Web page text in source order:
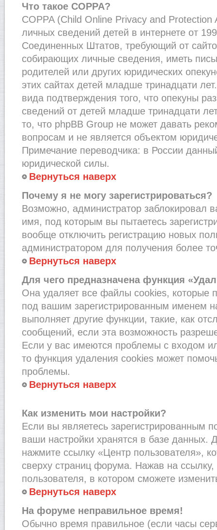
Что такое COPPA?
COPPA (Child Online Privacy and Protection
личных сведений детей в интернете от
Соединенных Штатов, требующий от
собирающих личные сведения, иметь
родителей или других юридических
этих сайтах детей младше тринадцати
вида подтверждения того, что опекуны
сведений от детей младше тринадцати
то, что phpBB Group не может давать
вопросам и не является объектом
Примечание переводчика: в России
юридической силы.
Вернуться наверх
Почему я не могу зарегистрироваться?
Возможно, администратор заблокировал
имя, под которым вы пытаетесь
вообще отключить регистрацию новых
администратором для получения более
Вернуться наверх
Для чего предназначена функция
Она удаляет все файлы cookies, которые
под вашим зарегистрированным именем
выполняет другие функции, такие, как
сообщений, если эта возможность
Если у вас имеются проблемы с входом
то функция удаления cookies может
проблемы.
Вернуться наверх
Как изменить мои настройки?
Если вы являетесь зарегистрированным
ваши настройки хранятся в базе данных.
нажмите ссылку «Центр пользователя»,
сверху страниц форума. Нажав на
пользователя, в котором сможете
Вернуться наверх
На форуме неправильное время!
Обычно время правильное (если часы